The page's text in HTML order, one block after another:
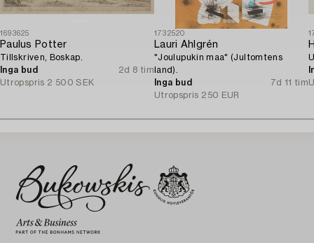
1693625
Paulus Potter
Tillskriven, Boskap.
Inga bud
2d 8 tim
Utropspris 2 500 SEK
1732520
Lauri Ahlgrén
"Joulupukin maa" (Jultomtens
land).
Inga bud
7d 11 tim
Utropspris 250 EUR